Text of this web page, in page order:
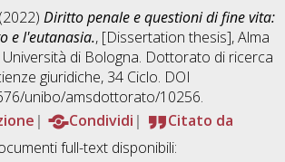
(2022)Diritto penale e questioni di fine vita:
e l'eutanasia., [Dissertation thesis], Alma
di Bologna. Dottorato di ricerca
giuridiche, 34 Ciclo. DOI
unibo/amsdottorato/10256.
Condividi
Citato da
full-text disponibili: